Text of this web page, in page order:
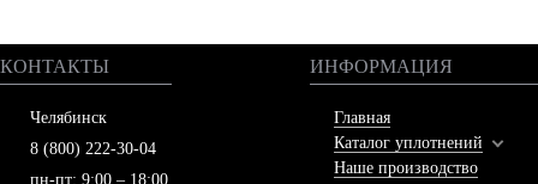
КОНТАКТЫ
Челябинск
8 (800) 222-30-04
пн-пт: 9:00 – 18:00
ИНФОРМАЦИЯ
Главная
Каталог уплотнений
Наше производство